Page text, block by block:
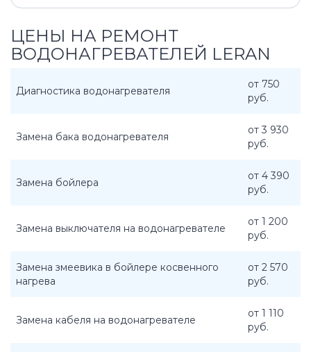
ЦЕНЫ НА РЕМОНТ
ВОДОНАГРЕВАТЕЛЕЙ LERAN
Диагностика водонагревателя
от 750
руб.
Замена бака водонагревателя
от 3 930
руб.
Замена бойлера
от 4 390
руб.
Замена выключателя на водонагревателе
от 1 200
руб.
Замена змеевика в бойлере косвенного
нагрева
от 2 570
руб.
Замена кабеля на водонагревателе
от 1 110
руб.